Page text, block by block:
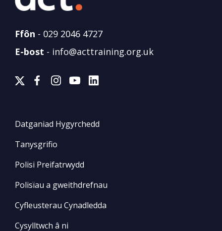
Ffôn - 029 2046 4727
E-bost - info@acttraining.org.uk
Datganiad Hygyrchedd
Tanysgrifio
Polisi Preifatrwydd
Polisïau a gweithdrefnau
Cyfleusterau Cynadledda
Cysylltwch â ni